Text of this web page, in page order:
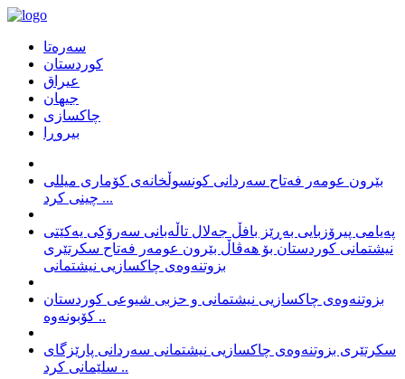
سەرەتا
كوردستان
عیراق
جیهان
چاكسازی
بیروڕا
بێرون عومەر فەتاح سەردانی کونسوڵخانەی کۆماری میللی
چینی کرد ...
پەیامی پیرۆزبایی بەڕێز بافڵ جەلال تاڵەبانی سەرۆکی یەکێتی
نیشتمانی کوردستان بۆ هەڤاڵ بێرون عومەر فەتاح سکرتێری
بزوتنەوەی چاکسازیی نیشتمانی
بزوتنەوەی چاکسازیی نیشتمانی و حزبی شیوعی کوردستان
کۆبونەوە ..
سکرتێری بزوتنەوەی چاکسازیی نیشتمانی سەردانی پارێزگای
سلێمانی کرد ..